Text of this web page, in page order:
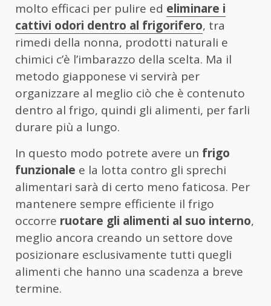
molto efficaci per pulire ed eliminare i
cattivi odori dentro al frigorifero, tra
rimedi della nonna, prodotti naturali e
chimici c’è l’imbarazzo della scelta. Ma il
metodo giapponese vi servirà per
organizzare al meglio ciò che è contenuto
dentro al frigo, quindi gli alimenti, per farli
durare più a lungo.
In questo modo potrete avere un frigo
funzionale e la lotta contro gli sprechi
alimentari sarà di certo meno faticosa. Per
mantenere sempre efficiente il frigo
occorre ruotare gli alimenti al suo interno,
meglio ancora creando un settore dove
posizionare esclusivamente tutti quegli
alimenti che hanno una scadenza a breve
termine.